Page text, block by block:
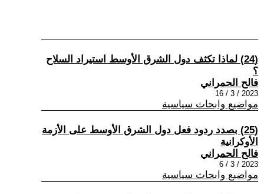
(24) لماذا تكثف دول الشرق الأوسط استيراد السلاح
؟
فالح الحمراني
2023 / 3 / 16
مواضيع وابحاث سياسية
(25) بصدد ردود فعل دول الشرق الأوسط على الأزمة
الأوكرانية
فالح الحمراني
2023 / 3 / 6
مواضيع وابحاث سياسية